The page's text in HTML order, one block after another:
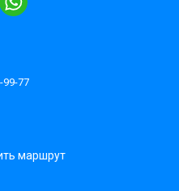
99-77
маршрут